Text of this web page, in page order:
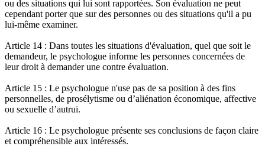
ou des situations qui lui sont rapportées. Son évaluation ne peut
cependant porter que sur des personnes ou des situations qu'il a pu
lui-même examiner.
Article 14 : Dans toutes les situations d'évaluation, quel que soit le
demandeur, le psychologue informe les personnes concernées de
leur droit à demander une contre évaluation.
Article 15 : Le psychologue n'use pas de sa position à des fins
personnelles, de prosélytisme ou d’aliénation économique, affective
ou sexuelle d’autrui.
Article 16 : Le psychologue présente ses conclusions de façon claire
et compréhensible aux intéressés.